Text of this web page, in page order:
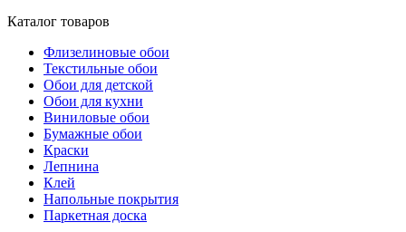
Каталог товаров
Флизелиновые обои
Текстильные обои
Обои для детской
Обои для кухни
Виниловые обои
Бумажные обои
Краски
Лепнина
Клей
Напольные покрытия
Паркетная доска